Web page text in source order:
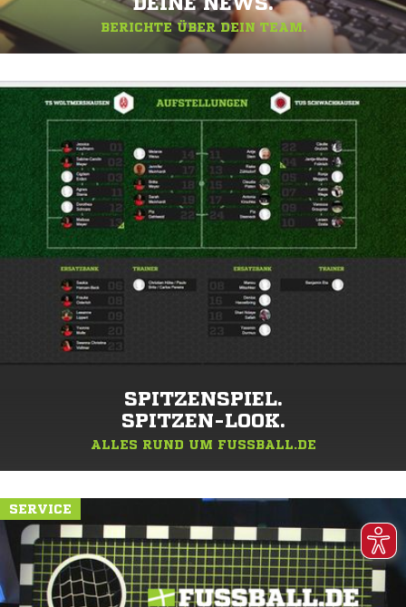
BERICHTE ÜBER DEIN TEAM.
SPITZENSPIEL.
SPITZEN-LOOK.
ALLES RUND UM FUSSBALL.DE
SERVICE